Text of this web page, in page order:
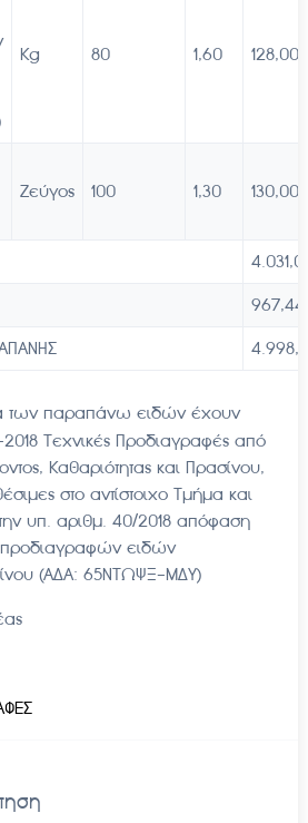
Kg 80 1,60 128,00
Ζεύγος 100 1,30 130,00
967,44
των παραπάνω ειδών έχουν
Τεχνικές Προδιαγραφές από
Καθαριότητας και Πρασίνου,
στο αντίστοιχο Τμήμα και
υπ. αριθμ. 40/2018 απόφαση
προδιαγραφών ειδών
(ΑΔΑ: 65ΝΤΩΨΞ-ΜΔΥ)